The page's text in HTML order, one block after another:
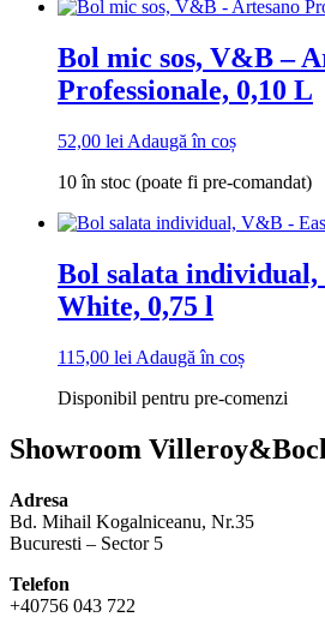
Bol mic sos, V&B –
Professionale, 0,10 L
52,00 lei Adaugă în coș
10 în stoc (poate fi pre-comandat)
Bol salata
White, 0,75 l
115,00 lei Adaugă în coș
Disponibil pentru pre-comenzi
Showroom
Adresa
Bd. Mihail Kogalniceanu, Nr.35
Bucuresti – Sector 5
Telefon
+40756 043 722